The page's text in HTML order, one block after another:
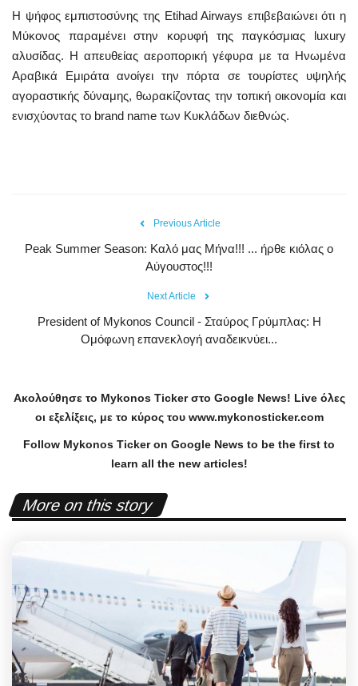
Η ψήφος εμπιστοσύνης της Etihad Airways επιβεβαιώνει ότι η
Μύκονος παραμένει στην κορυφή της παγκόσμιας luxury
αλυσίδας. Η απευθείας αεροπορική γέφυρα με τα Ηνωμένα
Αραβικά Εμιράτα ανοίγει την πόρτα σε τουρίστες υψηλής
αγοραστικής δύναμης, θωρακίζοντας την τοπική οικονομία και
ενισχύοντας το brand name των Κυκλάδων διεθνώς.
Previous Article
Peak Summer Season: Kαλό μας Μήνα!!! ... ήρθε κιόλας ο
Αύγουστος!!!
Next Article
President of Mykonos Council - Σταύρος Γρύμπλας: Η
Ομόφωνη επανεκλογή αναδεικνύει...
Ακολούθησε το Mykonos Tickerστο Google News! Liveόλες
οι εξελίξεις, με το κύρος του www.mykonosticker.com
Follow Mykonos Ticker on Google News to be the first to
learn all the new articles!
More on this story